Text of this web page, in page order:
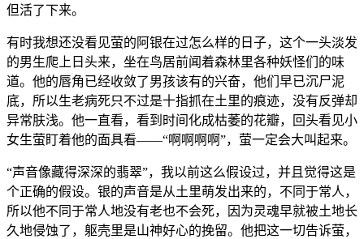
但活了下来。
有时我想还没看见萤的阿银在过怎么样的日子，这个一头淡发
的男生爬上日头来，坐在鸟居前闻着森林里各种妖怪们的味
道。他的唇角已经收敛了男孩该有的兴奋，他们早已沉尸泥
底，所以生老病死只不过是十指抓在土里的痕迹，没有反弹却
异常肤浅。他一直看，看到时间化成枯萎的花瓣，回头看见小
女生萤盯着他的面具看——“啊啊啊啊”，萤一定会大叫起来。
“声音像藏得深深的翡翠”，我以前这么假设过，并且觉得这是
个正确的假设。银的声音是从土里萌发出来的，不同于常人，
所以他不同于常人地没有老也不会死，因为灵魂早就被土地长
久地侵蚀了，躯壳里是山神好心的挽留。他把这一切告诉萤，